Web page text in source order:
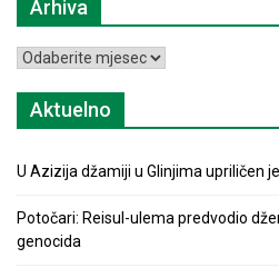
Arhiva
Arhiva
Aktuelno
U Azizija džamiji u Glinjima upriličen
Potočari: Reisul-ulema predvodio
genocida